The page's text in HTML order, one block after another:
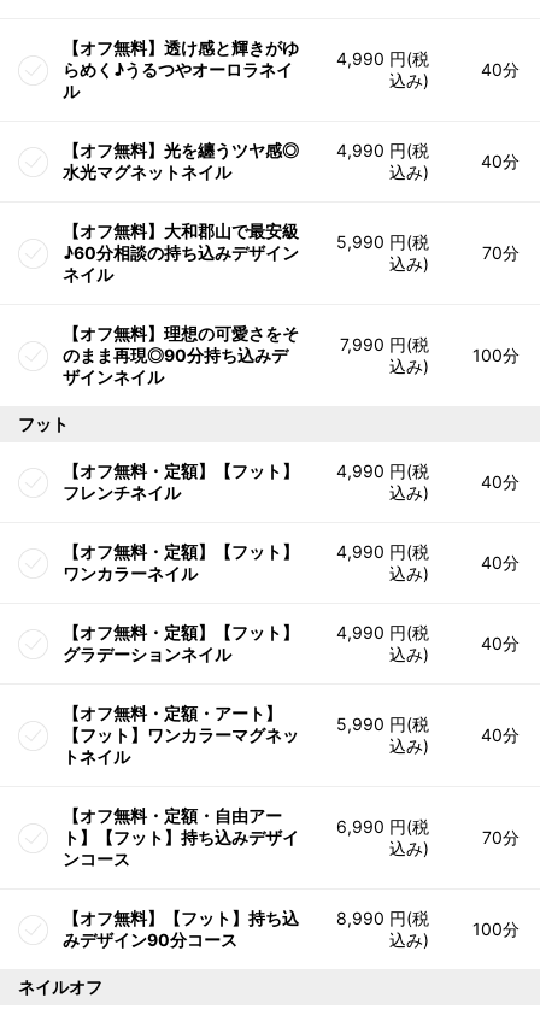
【オフ無料】透け感と輝きがゆ
らめく♪うるつやオーロラネイ
ル
4,990 円(税
込み)
40分
【オフ無料】光を纏うツヤ感◎
水光マグネットネイル
4,990 円(税
込み)
40分
【オフ無料】大和郡山で最安級
♪60分相談の持ち込みデザイン
ネイル
5,990 円(税
込み)
70分
【オフ無料】理想の可愛さをそ
のまま再現◎90分持ち込みデ
ザインネイル
7,990 円(税
込み)
100分
フット
【オフ無料・定額】【フット】
フレンチネイル
4,990 円(税
込み)
40分
【オフ無料・定額】【フット】
ワンカラーネイル
4,990 円(税
込み)
40分
【オフ無料・定額】【フット】
グラデーションネイル
4,990 円(税
込み)
40分
【オフ無料・定額・アート】
【フット】ワンカラーマグネッ
トネイル
5,990 円(税
込み)
40分
【オフ無料・定額・自由アー
ト】【フット】持ち込みデザイ
ンコース
6,990 円(税
込み)
70分
【オフ無料】【フット】持ち込
みデザイン90分コース
8,990 円(税
込み)
100分
ネイルオフ